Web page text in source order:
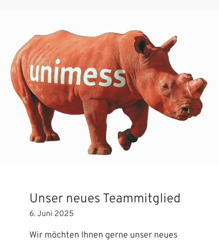
Unser neues Teammitglied
6. Juni 2025
Wir möchten Ihnen gerne unser neues